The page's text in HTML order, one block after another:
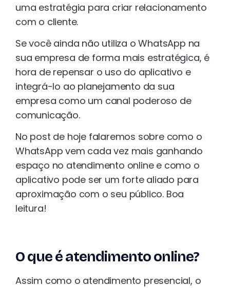
uma estratégia para criar relacionamento
com o cliente.
Se você ainda não utiliza o WhatsApp na
sua empresa de forma mais estratégica, é
hora de repensar o uso do aplicativo e
integrá-lo ao planejamento da sua
empresa como um canal poderoso de
comunicação.
No post de hoje falaremos sobre como o
WhatsApp vem cada vez mais ganhando
espaço no atendimento online e como o
aplicativo pode ser um forte aliado para
aproximação com o seu público. Boa
leitura!
O que é atendimento online?
Assim como o atendimento presencial, o